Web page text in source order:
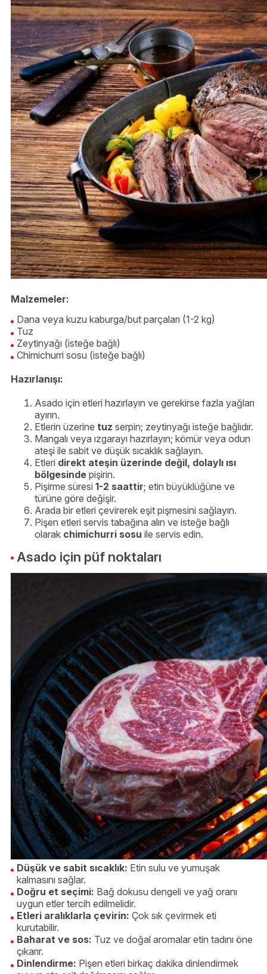
Malzemeler:
Dana veya kuzu kaburga/but parçaları (1-2 kg)
Tuz
Zeytinyağı (isteğe bağlı)
Chimichurri sosu (isteğe bağlı)
Hazırlanışı:
Asado için etleri hazırlayın ve gerekirse fazla yağları
ayırın.
Etlerin üzerine tuz serpin; zeytinyağı isteğe bağlıdır.
Mangalı veya ızgarayı hazırlayın; kömür veya odun
ateşi ile sabit ve düşük sıcaklık sağlayın.
Etleri direkt ateşin üzerinde değil, dolaylı ısı
bölgesinde pişirin.
Pişirme süresi 1-2 saattir; etin büyüklüğüne ve
türüne göre değişir.
Arada bir etleri çevirerek eşit pişmesini sağlayın.
Pişen etleri servis tabağına alın ve isteğe bağlı
olarak chimichurri sosu ile servis edin.
Asado için püf noktaları
Düşük ve sabit sıcaklık: Etin sulu ve yumuşak
kalmasını sağlar.
Doğru et seçimi: Bağ dokusu dengeli ve yağ oranı
uygun etler tercih edilmelidir.
Etleri aralıklarla çevirin: Çok sık çevirmek eti
kurutabilir.
Baharat ve sos: Tuz ve doğal aromalar etin tadını öne
çıkarır.
Dinlendirme: Pişen etleri birkaç dakika dinlendirmek